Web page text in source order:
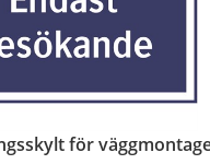
för